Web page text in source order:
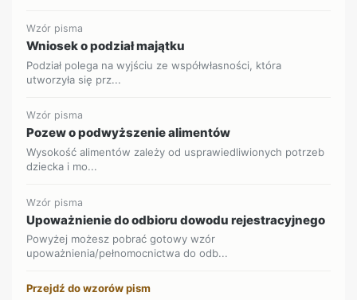
Wzór pisma
Wniosek o podział majątku
Podział polega na wyjściu ze współwłasności, która
utworzyła się prz...
Wzór pisma
Pozew o podwyższenie alimentów
Wysokość alimentów zależy od usprawiedliwionych potrzeb
dziecka i mo...
Wzór pisma
Upoważnienie do odbioru dowodu rejestracyjnego
Powyżej możesz pobrać gotowy wzór
upoważnienia/pełnomocnictwa do odb...
Przejdź do wzorów pism